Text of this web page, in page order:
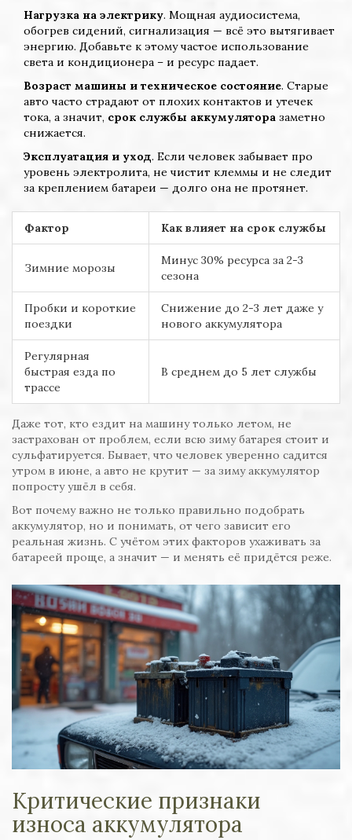
Нагрузка на электрику. Мощная аудиосистема,
обогрев сидений, сигнализация — всё это вытягивает
энергию. Добавьте к этому частое использование
света и кондиционера – и ресурс падает.
Возраст машины и техническое состояние. Старые
авто часто страдают от плохих контактов и утечек
тока, а значит, срок службы аккумулятора заметно
снижается.
Эксплуатация и уход. Если человек забывает про
уровень электролита, не чистит клеммы и не следит
за креплением батареи — долго она не протянет.
Фактор Как влияет на срок службы
Зимние морозы
Минус 30% ресурса за 2-3
сезона
Пробки и короткие
поездки
Снижение до 2-3 лет даже у
нового аккумулятора
Регулярная
быстрая езда по
трассе
В среднем до 5 лет службы
Даже тот, кто ездит на машину только летом, не
застрахован от проблем, если всю зиму батарея стоит и
сульфатируется. Бывает, что человек уверенно садится
утром в июне, а авто не крутит — за зиму аккумулятор
попросту ушёл в себя.
Вот почему важно не только правильно подобрать
аккумулятор, но и понимать, от чего зависит его
реальная жизнь. С учётом этих факторов ухаживать за
батареей проще, а значит — и менять её придётся реже.
Критические признаки
износа аккумулятора